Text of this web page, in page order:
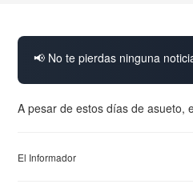
📢 No te pierdas ninguna
A pesar de estos días de asueto,
El Informador